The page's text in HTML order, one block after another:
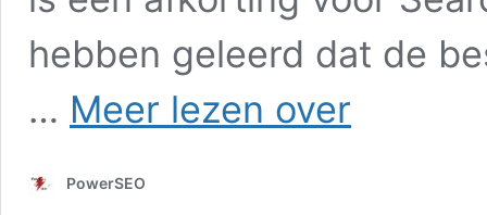
hebben geleerd dat de
… Meer lezen over
PowerSEO